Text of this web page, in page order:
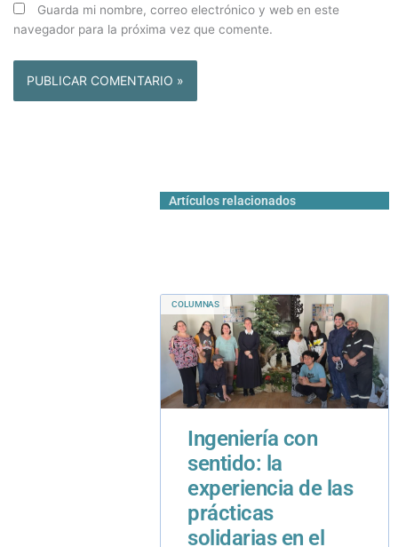
Guarda mi nombre, correo electrónico y web en este
navegador para la próxima vez que comente.
Artículos relacionados
Ingeniería con
sentido: la
experiencia de las
prácticas
solidarias en el
Santuario Nacional
de Schoenstatt